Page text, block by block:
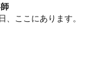
、ここにあります。